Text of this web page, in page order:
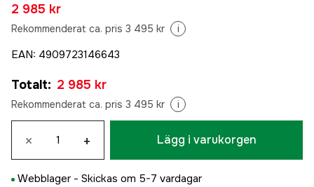
2 985 kr
Rekommenderat ca. pris 3 495 kr i
EAN: 4909723146643
Totalt: 2 985 kr
Rekommenderat ca. pris 3 495 kr i
× + Lägg i varukorgen
Webblager - Skickas om 5-7 vardagar